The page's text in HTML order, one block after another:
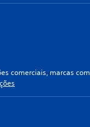
comerciais, marcas